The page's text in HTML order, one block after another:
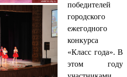
победителей
городского
ежегодного
конкурса
«Класс года». В
этом году